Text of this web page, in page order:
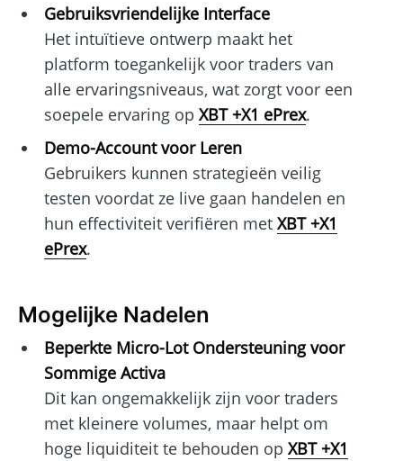
Gebruiksvriendelijke Interface
Het intuïtieve ontwerp maakt het
platform toegankelijk voor traders van
alle ervaringsniveaus, wat zorgt voor een
soepele ervaring op XBT +X1 ePrex.
Demo-Account voor Leren
Gebruikers kunnen strategieën veilig
testen voordat ze live gaan handelen en
hun effectiviteit verifiëren met XBT +X1
ePrex.
Mogelijke Nadelen
Beperkte Micro-Lot Ondersteuning voor
Sommige Activa
Dit kan ongemakkelijk zijn voor traders
met kleinere volumes, maar helpt om
hoge liquiditeit te behouden op XBT +X1